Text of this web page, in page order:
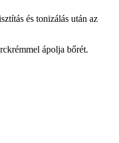
és tonizálás után az
ápolja bőrét.